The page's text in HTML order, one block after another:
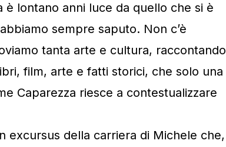
è lontano anni luce da quello che si è
sempre saputo. Non c’è
tanta arte e cultura, raccontando
film, arte e fatti storici, che solo una
Caparezza riesce a contestualizzare
excursus della carriera di Michele che,